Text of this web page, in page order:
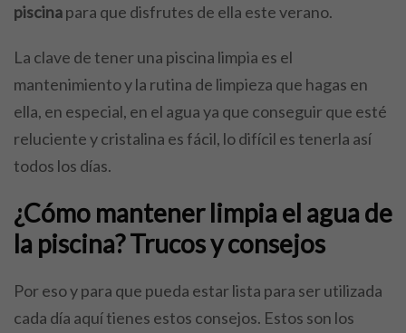
piscinapara que disfrutes de ella este verano.
La clave de tener una piscina limpia es el
mantenimiento y la rutina de limpieza que hagas en
ella, en especial, en el agua ya que conseguir que esté
reluciente y cristalina es fácil, lo difícil es tenerla así
todos los días.
¿Cómo mantener limpia el agua de
la piscina? Trucos y consejos
Por eso y para que pueda estar lista para ser utilizada
cada día aquí tienes estos consejos. Estos son los